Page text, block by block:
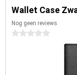
Wallet Case
Nog geen reviews
0 sterren